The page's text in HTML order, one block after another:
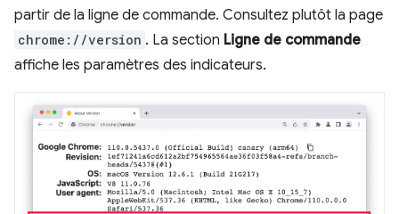
partir de la ligne de commande. Consultez plutôt la page
chrome://version . La section Ligne de commande
affiche les paramètres des indicateurs.